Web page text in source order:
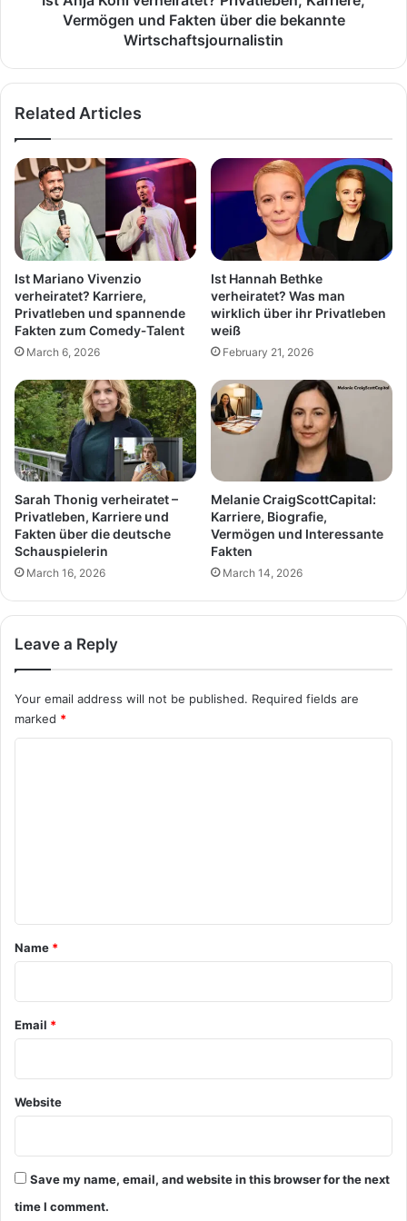
Vermögen und Fakten über die bekannte
Wirtschaftsjournalistin
Related Articles
Ist Mariano Vivenzio
verheiratet? Karriere,
Privatleben und spannende
Fakten zum Comedy‑Talent
March 6, 2026
Ist Hannah Bethke
verheiratet? Was man
wirklich über ihr Privatleben
weiß
February 21, 2026
Sarah Thonig verheiratet –
Privatleben, Karriere und
Fakten über die deutsche
Schauspielerin
March 16, 2026
Melanie CraigScottCapital:
Karriere, Biografie,
Vermögen und Interessante
Fakten
March 14, 2026
Leave a Reply
Your email address will not be published. Required fields are
marked *
*
Name *
Email *
Website
Save my name, email, and website in this browser for the next
time I comment.